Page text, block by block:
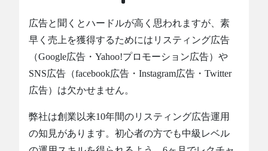
広告と聞くとハードルが高く思われますが、素
早く売上を獲得するためにはリスティング広告
（Google広告・Yahoo!プロモーション広告）や
SNS広告（facebook広告・Instagram広告・Twitter
広告）は欠かせません。
弊社は創業以来10年間のリスティング広告運用
の知見があります。初心者の方でも中級レベル